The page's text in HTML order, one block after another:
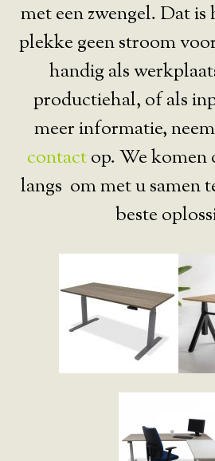
met een zwengel. Dat is
plekke geen stroom
handig als
productiehal, of als
meer informatie,
contactop. We komen
langs om met u samen
beste